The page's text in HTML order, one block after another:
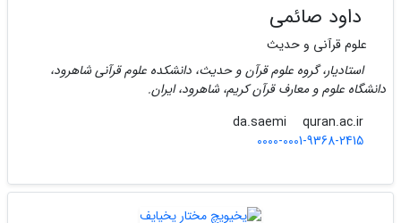
داود صائمی
علوم قرآنی و حدیث
استادیار، گروه علوم قرآن و حدیث، دانشکده علوم قرآنی شاهرود،
دانشگاه علوم و معارف قرآن کریم، شاهرود، ایران.
da.saemi
quran.ac.ir
0000-0001-9368-2415